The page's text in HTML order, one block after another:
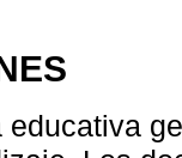
educativa